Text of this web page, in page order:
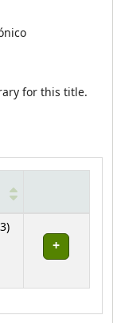
for this title.